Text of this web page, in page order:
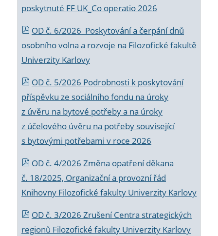
poskytnuté FF UK_Co operatio 2026
OD č. 6/2026 Poskytování a čerpání dnů
osobního volna a rozvoje na Filozofické fakultě
Univerzity Karlovy
OD č. 5/2026 Podrobnosti k poskytování
příspěvku ze sociálního fondu na úroky
z úvěru na bytové potřeby a na úroky
z účelového úvěru na potřeby související
s bytovými potřebami v roce 2026
OD č. 4/2026 Změna opatření děkana
č. 18/2025, Organizační a provozní řád
Knihovny Filozofické fakulty Univerzity Karlovy
OD č. 3/2026 Zrušení Centra strategických
regionů Filozofické fakulty Univerzity Karlovy